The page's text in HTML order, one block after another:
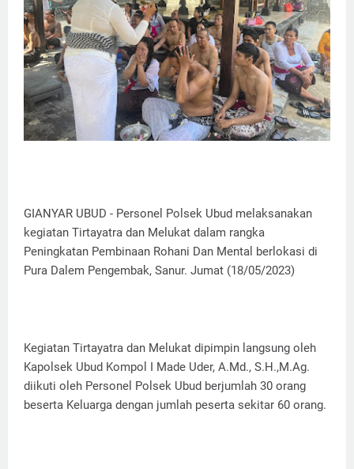
GIANYAR UBUD - Personel Polsek Ubud melaksanakan
kegiatan Tirtayatra dan Melukat dalam rangka
Peningkatan Pembinaan Rohani Dan Mental berlokasi di
Pura Dalem Pengembak, Sanur. Jumat (18/05/2023)
Kegiatan Tirtayatra dan Melukat dipimpin langsung oleh
Kapolsek Ubud Kompol I Made Uder, A.Md., S.H.,M.Ag.
diikuti oleh Personel Polsek Ubud berjumlah 30 orang
beserta Keluarga dengan jumlah peserta sekitar 60 orang.